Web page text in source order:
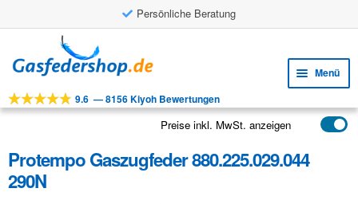
Persönliche Beratung
Navigation
springen
Inhalt
springen
Menü
Werkzeuge
Anwendungen
9.6 —8156 Kiyoh Bewertungen
Preise inkl. MwSt. anzeigen
Protempo Gaszugfeder 880.225.029.044
290N